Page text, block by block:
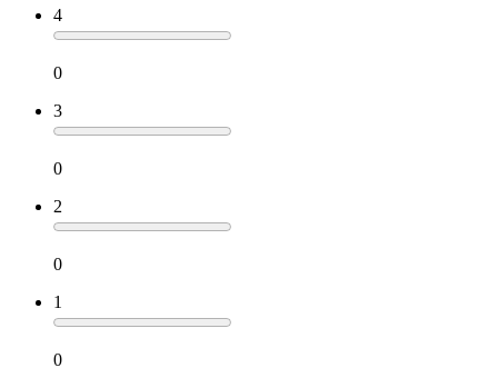
4
0
3
0
2
0
1
0